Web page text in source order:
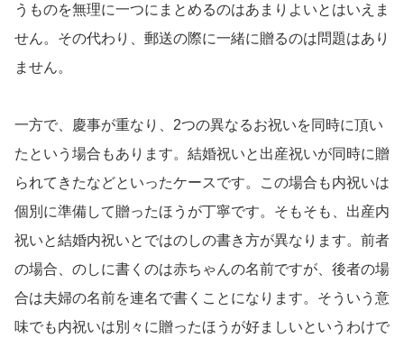
うものを無理に一つにまとめるのはあまりよいとはいえま
せん。その代わり、郵送の際に一緒に贈るのは問題はあり
ません。
一方で、慶事が重なり、2つの異なるお祝いを同時に頂い
たという場合もあります。結婚祝いと出産祝いが同時に贈
られてきたなどといったケースです。この場合も内祝いは
個別に準備して贈ったほうが丁寧です。そもそも、出産内
祝いと結婚内祝いとではのしの書き方が異なります。前者
の場合、のしに書くのは赤ちゃんの名前ですが、後者の場
合は夫婦の名前を連名で書くことになります。そういう意
味でも内祝いは別々に贈ったほうが好ましいというわけで